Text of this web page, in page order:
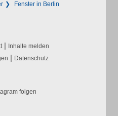
Fenster in Berlin
| Inhalte melden
| Datenschutz
folgen